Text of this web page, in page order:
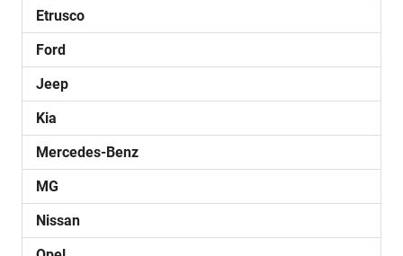
Etrusco
Ford
Jeep
Kia
Mercedes-Benz
MG
Nissan